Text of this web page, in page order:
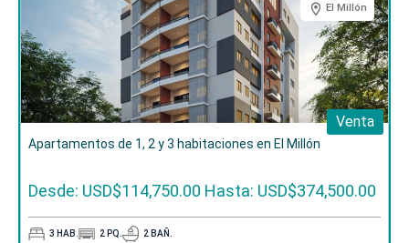
El Millón
Venta
Apartamentos de 1, 2 y 3 habitaciones en El Millón
Desde: USD$114,750.00 Hasta: USD$374,500.00
3 HAB. 2 PQ. 2 BAÑ.